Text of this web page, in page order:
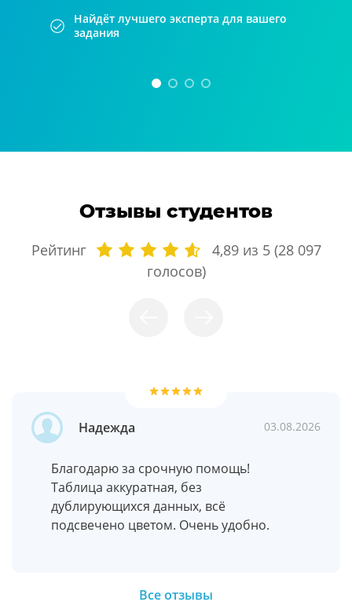
Найдёт лучшего эксперта для вашего
задания
Отзывы студентов
Рейтинг 4,89из 5(28 097
голосов)
Надежда 03.08.2026
Благодарю за срочную помощь!
Таблица аккуратная, без
дублирующихся данных, всё
подсвечено цветом. Очень удобно.
Все отзывы